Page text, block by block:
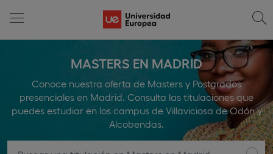
MASTERS EN MADRID
Conoce nuestra oferta de Masters y Postgrados
presenciales en Madrid. Consulta las titulaciones que
puedes estudiar en los campus de Villaviciosa de Odón y
Alcobendas.